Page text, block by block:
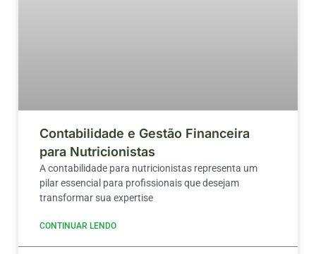
Contabilidade e Gestão Financeira
para Nutricionistas
A contabilidade para nutricionistas representa um
pilar essencial para profissionais que desejam
transformar sua expertise
CONTINUAR LENDO